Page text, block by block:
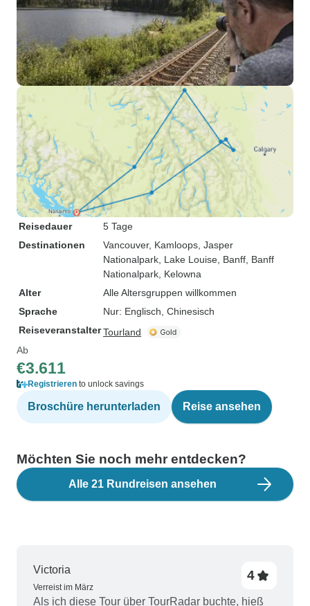
Reisedauer
5 Tage
Destinationen
Vancouver, Kamloops , Jasper
Nationalpark , Lake Louise , Banff , Banff
Nationalpark , Kelowna
Alter
Alle Altersgruppen willkommen
Sprache
Nur: Englisch, Chinesisch
ReiseveranstalterTourland
Ab
€3.611
Registrieren to unlock savings
Broschüre herunterladen Reise ansehen
Möchten Sie noch mehr entdecken?
Alle 21 Rundreisen ansehen
Victoria
Verreist im März
4
Als ich diese Tour über TourRadar buchte, hieß